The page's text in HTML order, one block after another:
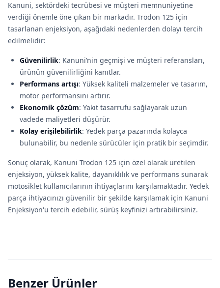
Kanuni, sektördeki tecrübesi ve müşteri memnuniyetine
verdiği önemle öne çıkan bir markadır. Trodon 125 için
tasarlanan enjeksiyon, aşağıdaki nedenlerden dolayı tercih
edilmelidir:
Güvenilirlik: Kanuni’nin geçmişi ve müşteri referansları,
ürünün güvenilirliğini kanıtlar.
Performans artışı: Yüksek kaliteli malzemeler ve tasarım,
motor performansını artırır.
Ekonomik çözüm: Yakıt tasarrufu sağlayarak uzun
vadede maliyetleri düşürür.
Kolay erişilebilirlik: Yedek parça pazarında kolayca
bulunabilir, bu nedenle sürücüler için pratik bir seçimdir.
Sonuç olarak, Kanuni Trodon 125 için özel olarak üretilen
enjeksiyon, yüksek kalite, dayanıklılık ve performans sunarak
motosiklet kullanıcılarının ihtiyaçlarını karşılamaktadır. Yedek
parça ihtiyacınızı güvenilir bir şekilde karşılamak için Kanuni
Enjeksiyon'u tercih edebilir, sürüş keyfinizi artırabilirsiniz.
Benzer Ürünler